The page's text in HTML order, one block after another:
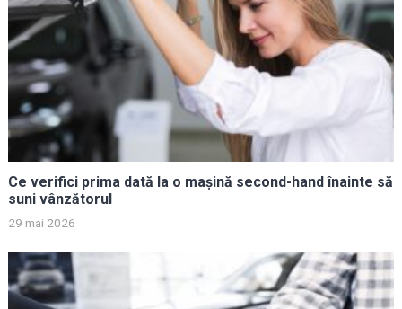
Ce verifici prima dată la o mașină second-hand înainte să
suni vânzătorul
29 mai 2026